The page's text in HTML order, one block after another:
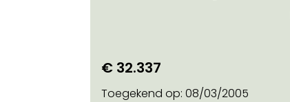
€ 32.337
Toegekend op: 08/03/2005